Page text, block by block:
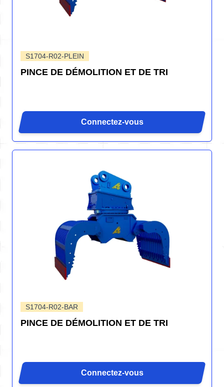
S1704-R02-PLEIN
PINCE DE DÉMOLITION ET DE TRI
Connectez-vous
S1704-R02-BAR
PINCE DE DÉMOLITION ET DE TRI
Connectez-vous